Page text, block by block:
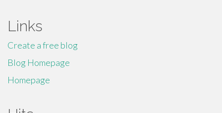
Links
Create a free blog
Blog Homepage
Homepage